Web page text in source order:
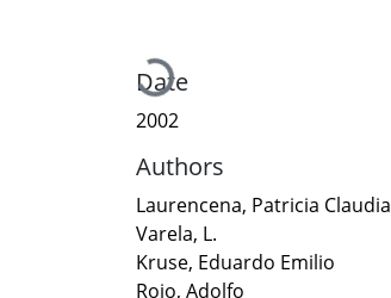
Loading...
Date
2002
Authors
Laurencena, Patricia Claudia
Varela, L.
Kruse, Eduardo Emilio
Rojo, Adolfo